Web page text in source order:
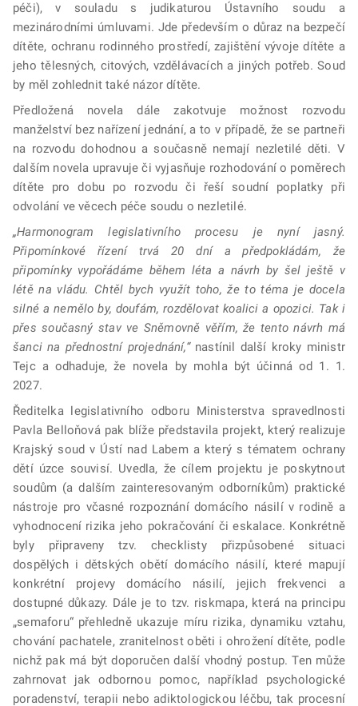
péči), v souladu s judikaturou Ústavního soudu a
mezinárodními úmluvami. Jde především o důraz na bezpečí
dítěte, ochranu rodinného prostředí, zajištění vývoje dítěte a
jeho tělesných, citových, vzdělávacích a jiných potřeb. Soud
by měl zohlednit také názor dítěte.
Předložená novela dále zakotvuje možnost rozvodu
manželství bez nařízení jednání, a to v případě, že se partneři
na rozvodu dohodnou a současně nemají nezletilé děti. V
dalším novela upravuje či vyjasňuje rozhodování o poměrech
dítěte pro dobu po rozvodu či řeší soudní poplatky při
odvolání ve věcech péče soudu o nezletilé.
„Harmonogram legislativního procesu je nyní jasný.
Připomínkové řízení trvá 20 dní a předpokládám, že
připomínky vypořádáme během léta a návrh by šel ještě v
létě na vládu. Chtěl bych využít toho, že to téma je docela
silné a nemělo by, doufám, rozdělovat koalici a opozici. Tak i
přes současný stav ve Sněmovně věřím, že tento návrh má
šanci na přednostní projednání,“nastínil další kroky ministr
Tejc a odhaduje, že novela by mohla být účinná od 1. 1.
2027.
Ředitelka legislativního odboru Ministerstva spravedlnosti
Pavla Belloňová pak blíže představila projekt, který realizuje
Krajský soud v Ústí nad Labem a který s tématem ochrany
dětí úzce souvisí. Uvedla, že cílem projektu je poskytnout
soudům (a dalším zainteresovaným odborníkům) praktické
nástroje pro včasné rozpoznání domácího násilí v rodině a
vyhodnocení rizika jeho pokračování či eskalace. Konkrétně
byly připraveny tzv. checklisty přizpůsobené situaci
dospělých i dětských obětí domácího násilí, které mapují
konkrétní projevy domácího násilí, jejich frekvenci a
dostupné důkazy. Dále je to tzv. riskmapa, která na principu
„semaforu“ přehledně ukazuje míru rizika, dynamiku vztahu,
chování pachatele, zranitelnost oběti i ohrožení dítěte, podle
nichž pak má být doporučen další vhodný postup. Ten může
zahrnovat jak odbornou pomoc, například psychologické
poradenství, terapii nebo adiktologickou léčbu, tak procesní